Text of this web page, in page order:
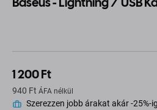
1 200 Ft
940 Ft ÁFA nélkül
Szerezzen jobb árakat akár -25%-